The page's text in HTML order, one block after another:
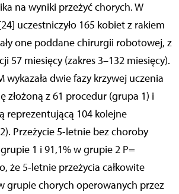
na wyniki przeżyć chorych. W
uczestniczyło 165 kobiet z rakiem
one poddane chirurgii robotowej, z
57 miesięcy (zakres 3–132 miesięcy).
wykazała dwie fazy krzywej uczenia
złożoną z 61 procedur (grupa 1) i
reprezentującą 104 kolejne
Przeżycie 5-letnie bez choroby
1 i 91,1% w grupie 2 P=
że 5-letnie przeżycia całkowite
grupie chorych operowanych przez